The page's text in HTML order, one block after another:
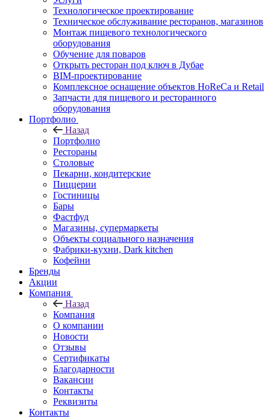
Технологическое проектирование
Техническое обслуживание ресторанов, магазинов
Монтаж пищевого технологического
оборудования
Обучение для поваров
Открыть ресторан под ключ в Дубае
BIM-проектирование
Комплексное оснащение объектов HoReCa и Retail
Запчасти для пищевого и ресторанного
оборудования
Портфолио
Назад
Портфолио
Рестораны
Столовые
Пекарни, кондитерские
Пиццерии
Гостиницы
Бары
Фастфуд
Магазины, супермаркеты
Объекты социального назначения
Фабрики-кухни, Dark kitchen
Кофейни
Бренды
Акции
Компания
Назад
Компания
О компании
Новости
Отзывы
Сертификаты
Благодарности
Вакансии
Контакты
Реквизиты
Контакты